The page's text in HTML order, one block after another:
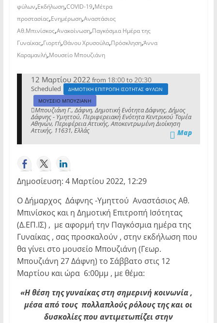
φύλων,Εκδήλωση,COVID-19,Μέτρα
προστασίας,Ενημέρωση,Αναστάσιος
Αθ.Μπινίσκος,Ανακοίνωση,Παγκόσμια Ημέρα της
Γυναίκας,Γιορτή,Θάνου Χρυσούλα,Πρόσκληση,Άννα
Καραμανλή,Μουσείο Μπουζιάνη
12 Μαρτίου 2022 from 18:00to 20:30
Scheduled
ΔΗΜΟΤΙΚΗ ΕΠΙΤΡΟΠΗ ΙΣΟΤΗΤΑΣ ΦΥΛΩΝ
ΜΟΥΣΕΙΟ ΜΠΟΥΖΙΑΝΗ
Μπουζιάνη Γ., Δάφνη, Δημοτική Ενότητα Δάφνης, Δήμος
Δάφνης - Υμηττού, Περιφερειακή Ενότητα Κεντρικού Τομέα
Αθηνών, Περιφέρεια Αττικής, Αποκεντρωμένη Διοίκηση
Αττικής, 11631, Ελλάς Map
Δημοσίευση: 4 Μαρτίου 2022, 12:29
Ο Δήμαρχος Δάφνης -Υμηττού Αναστάσιος Αθ.
Μπινίσκος και η Δημοτική Επιτροπή Ισότητας
(Δ.ΕΠ.ΙΣ) , με αφορμή την Παγκόσμια ημέρα της
Γυναίκας , σας προσκαλούν , στην εκδήλωση που
θα γίνει στο μουσείο Μπουζιάνη (Γεωρ.
Μπουζιάνη 27 Δάφνη) το Σάββατο στις 12
Μαρτίου και ώρα 6:00μμ , με θέμα:
«Η θέση της γυναίκας στη σημερινή κοινωνία ,
μέσα από τους πολλαπλούς ρόλους της και οι
δυσκολίες που αντιμετωπίζει στην